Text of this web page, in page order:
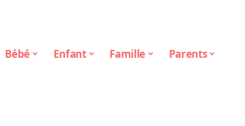
Bébé Enfant Famille Parents